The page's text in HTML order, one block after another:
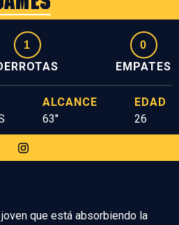
1 0
EMPATES
ALCANCE
63''
EDAD
26
que está absorbiendo la